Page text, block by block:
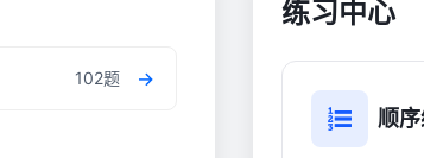
102题
练习中心
顺